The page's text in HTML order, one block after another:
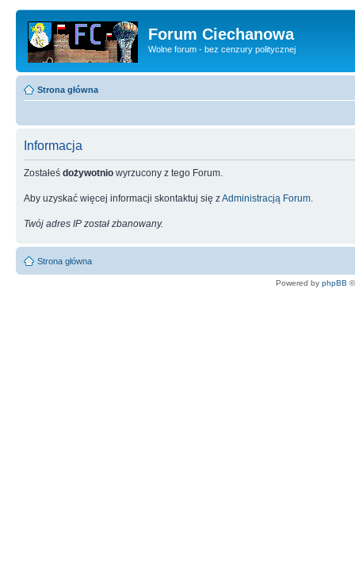
Forum Ciechanowa
Wolne forum - bez cenzury politycznej
Strona główna
Informacja
Zostałeś dożywotnio wyrzucony z tego Forum.
Aby uzyskać więcej informacji skontaktuj się zAdministracją Forum
Twój adres IP został zbanowany.
Strona główna
Powered by phpBB